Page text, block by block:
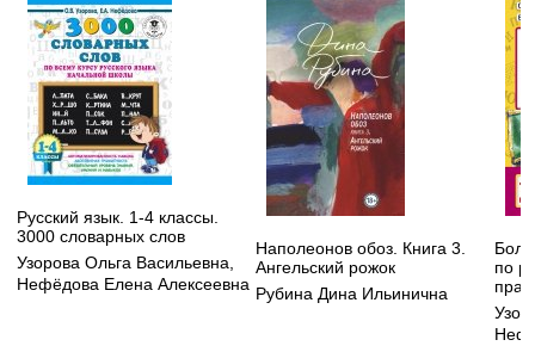
Русский язык. 1-4 классы.
3000 словарных слов
Узорова Ольга Васильевна,
Нефёдова Елена Алексеевна
Наполеонов обоз. Книга 3.
Ангельский рожок
Рубина Дина Ильинична
по